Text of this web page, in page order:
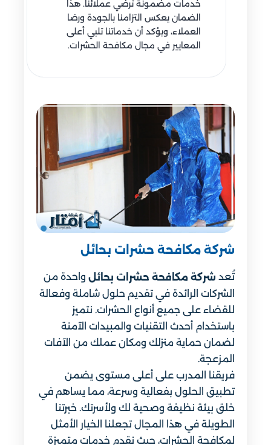
خدمات مضمونة ترضي عملائنا. هذا
الضمان يعكس التزامنا بالجودة ورضا
العملاء، ويؤكد أن خدماتنا تلبي أعلى
المعايير في مجال مكافحة الحشرات.
شركة مكافحة حشرات بحائل
تُعد شركة مكافحة حشرات بحائل واحدة من
الشركات الرائدة في تقديم حلول شاملة وفعالة
للقضاء على جميع أنواع الحشرات. نتميز
باستخدام أحدث التقنيات والمبيدات الآمنة
لضمان حماية منزلك ومكان عملك من الآفات
المزعجة.
فريقنا المدرب على أعلى مستوى يضمن
تطبيق الحلول بفعالية وسرعة، مما يساهم في
خلق بيئة نظيفة وصحية لك ولأسرتك. خبرتنا
الطويلة في هذا المجال تجعلنا الخيار الأمثل
لمكافحة الحشرات، حيث نقدم خدمات متميزة